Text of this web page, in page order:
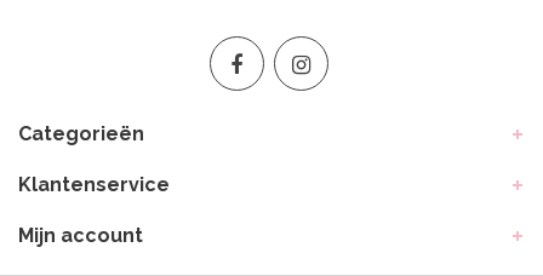
Categorieën
Klantenservice
Mijn account